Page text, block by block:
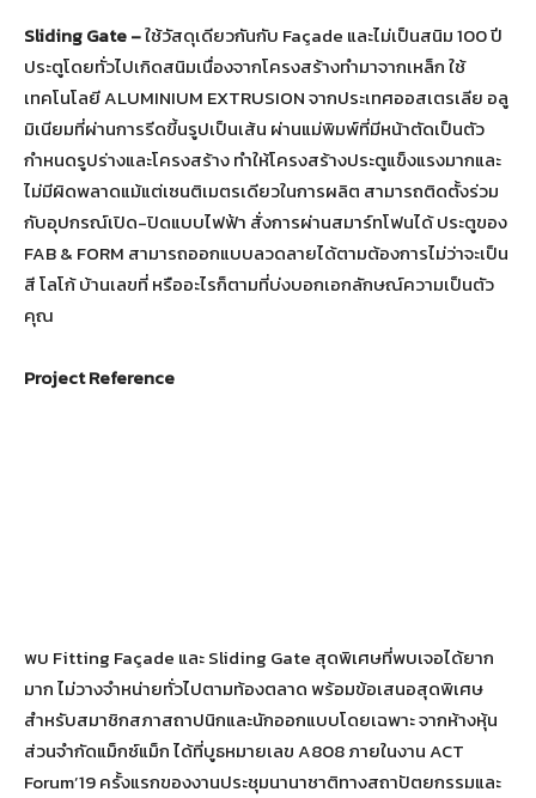
Sliding Gate –ใช้วัสดุเดียวกันกับ Façade และไม่เป็นสนิม 100 ปี
ประตูโดยทั่วไปเกิดสนิมเนื่องจากโครงสร้างทำมาจากเหล็ก ใช้
เทคโนโลยี ALUMINIUM EXTRUSION จากประเทศออสเตรเลีย อลู
มิเนียมที่ผ่านการรีดขี้นรูปเป็นเส้น ผ่านแม่พิมพ์ที่มีหน้าตัดเป็นตัว
กำหนดรูปร่างและโครงสร้าง ทำให้โครงสร้างประตูแข็งแรงมากและ
ไม่มีผิดพลาดแม้แต่เซนติเมตรเดียวในการผลิต สามารถติดตั้งร่วม
กับอุปกรณ์เปิด-ปิดแบบไฟฟ้า สั่งการผ่านสมาร์ทโฟนได้ ประตูของ
FAB & FORM สามารถออกแบบลวดลายได้ตามต้องการไม่ว่าจะเป็น
สี โลโก้ บ้านเลขที่ หรืออะไรก็ตามที่บ่งบอกเอกลักษณ์ความเป็นตัว
คุณ
Project Reference
พบ Fitting Façade และ Sliding Gate สุดพิเศษที่พบเจอได้ยาก
มาก ไม่วางจำหน่ายทั่วไปตามท้องตลาด พร้อมข้อเสนอสุดพิเศษ
สำหรับสมาชิกสภาสถาปนิกและนักออกแบบโดยเฉพาะ จากห้างหุ้น
ส่วนจำกัดแม็กซ์แม็ก ได้ที่บูธหมายเลข A808 ภายในงาน ACT
Forum’19 ครั้งแรกของงานประชุมนานาชาติทางสถาปัตยกรรมและ